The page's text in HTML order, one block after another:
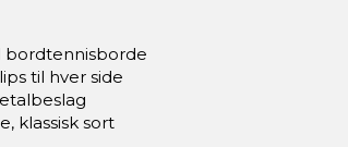
bordtennisborde
til hver side
klassisk sort